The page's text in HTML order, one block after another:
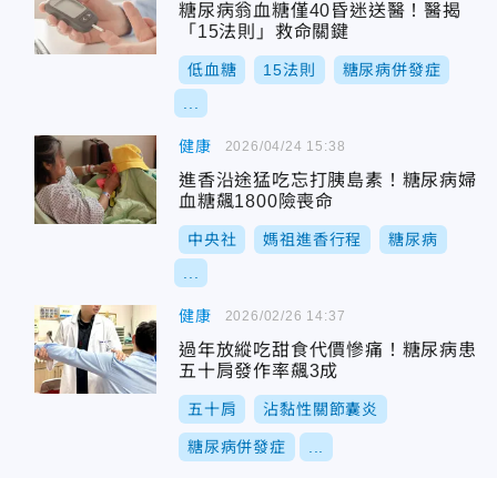
糖尿病翁血糖僅40昏迷送醫！醫揭
「15法則」救命關鍵
低血糖 15法則 糖尿病併發症
健康
進香沿途猛吃忘打胰島素！糖尿病婦
血糖飆1800險喪命
中央社 媽祖進香行程 糖尿病
2026/04/24 15:38
健康
過年放縱吃甜食代價慘痛！糖尿病患
五十肩發作率飆3成
五十肩 沾黏性關節囊炎
糖尿病併發症
2026/02/26 14:37